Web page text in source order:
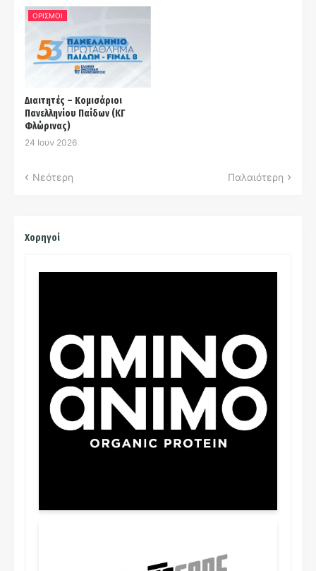
ΟΡΙΣΜΟΙ
Διαιτητές – Κομισάριοι
Πανελληνίου Παίδων (ΚΓ
Φλώρινας)
24 Ιουν 2026
Νεότερη Παλαιότερη
Χορηγοί